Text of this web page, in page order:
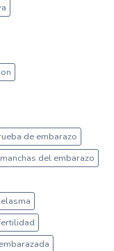
de embarazo
manchas del embarazo